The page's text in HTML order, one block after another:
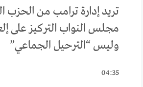
تريد إدارة ترامب من الحزب
مجلس النواب التركيز على
وليس “الترحيل الجماعي”
04:35